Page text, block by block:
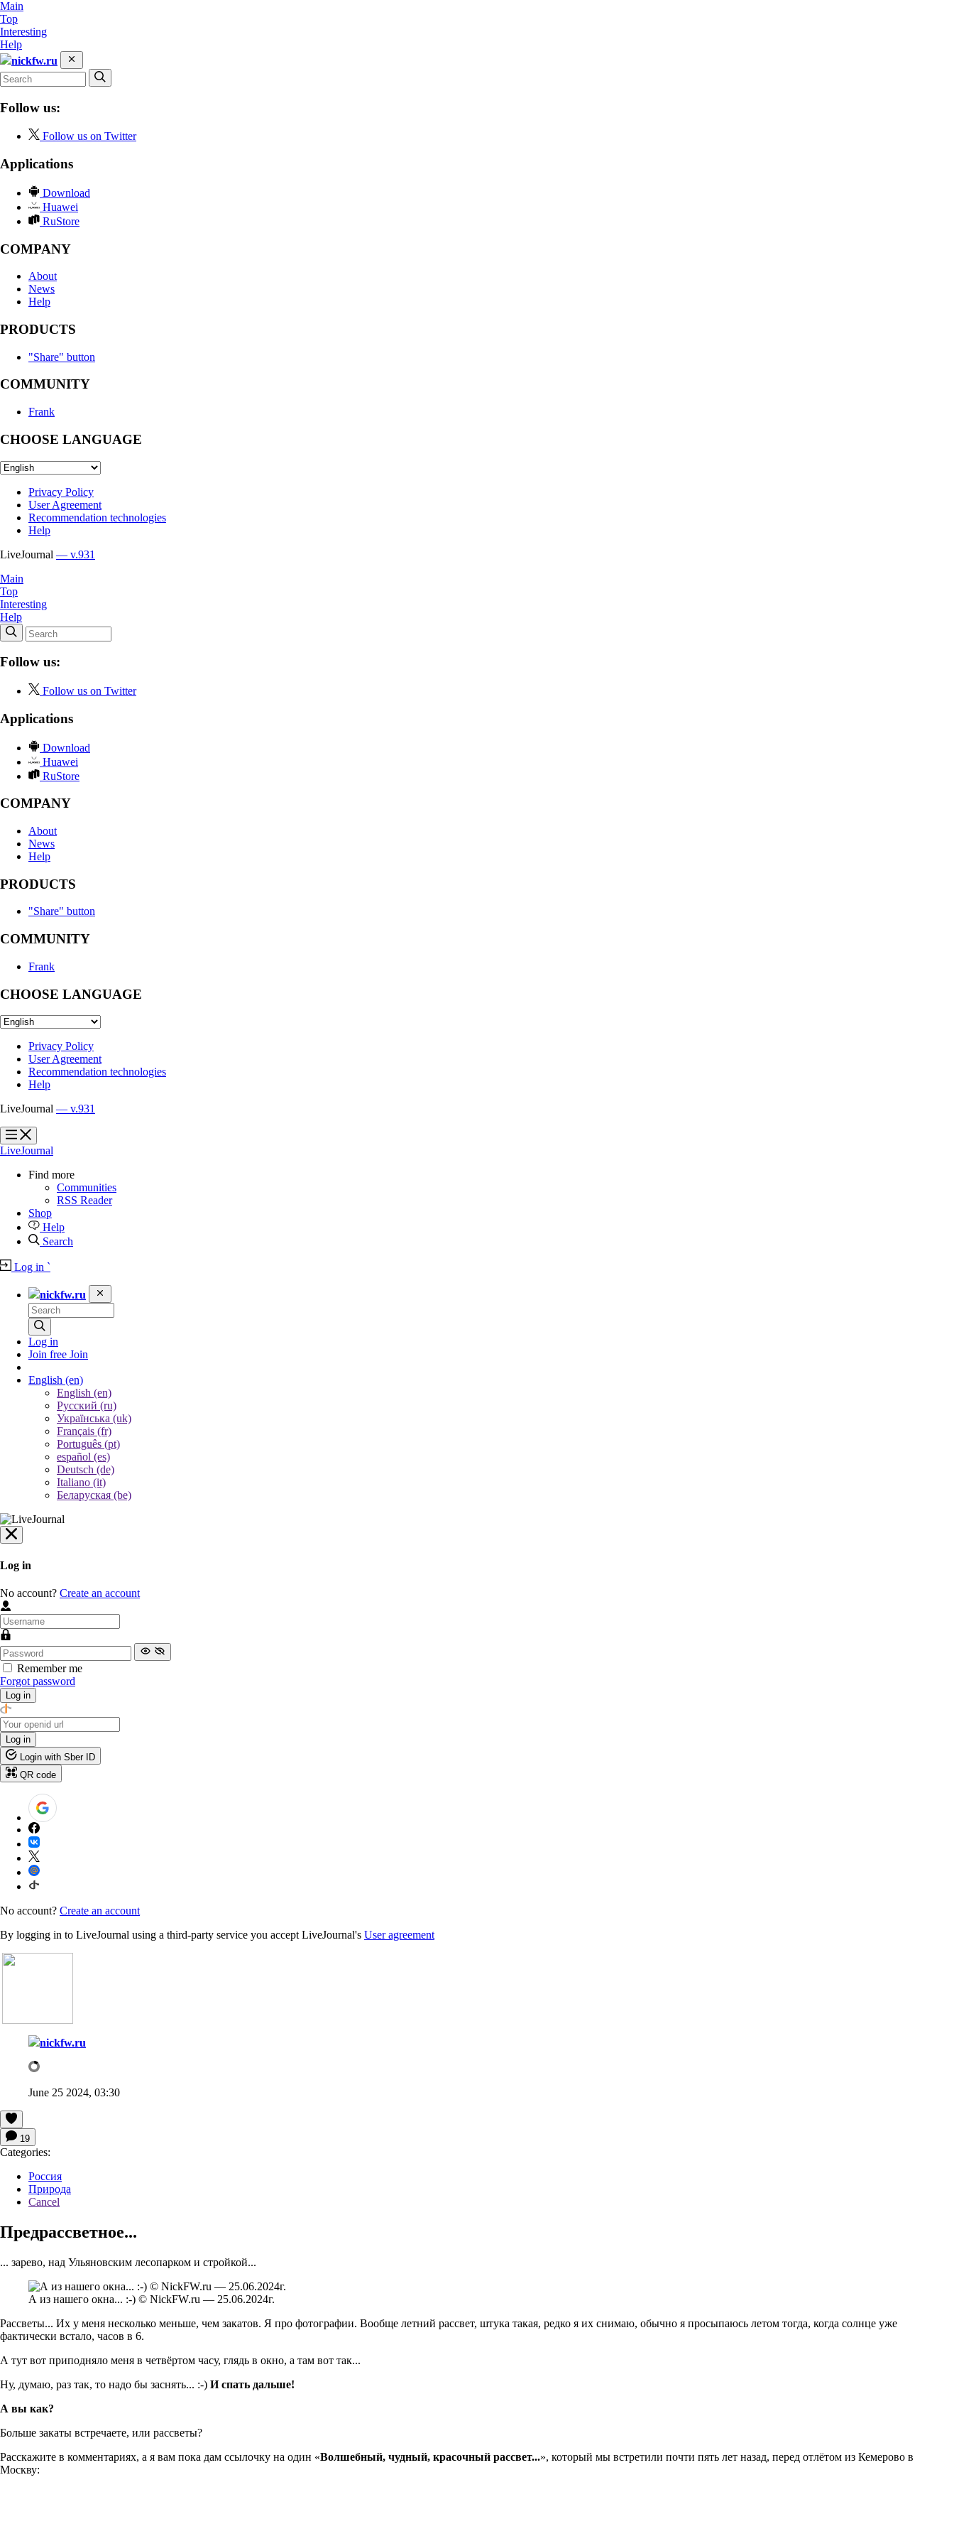
Main
Top
Interesting
Help
nickfw.ru
Follow us:
Follow us on Twitter
Applications
Download
Huawei
RuStore
COMPANY
About
News
Help
PRODUCTS
"Share" button
COMMUNITY
Frank
CHOOSE LANGUAGE
Privacy Policy
User Agreement
Recommendation technologies
Help
LiveJournal — v.931
Main
Top
Interesting
Help
Follow us:
Follow us on Twitter
Applications
Download
Huawei
RuStore
COMPANY
About
News
Help
PRODUCTS
"Share" button
COMMUNITY
Frank
CHOOSE LANGUAGE
Privacy Policy
User Agreement
Recommendation technologies
Help
LiveJournal — v.931
?
?
LiveJournal
Find more
Communities
RSS Reader
Shop
Help
Search
Log in `
nickfw.ru
Log in
Join free Join
English (en)
English (en)
Русский (ru)
Українська (uk)
Français (fr)
Português (pt)
español (es)
Deutsch (de)
Italiano (it)
Беларуская (be)
Log in
No account? Create an account
Remember me
Forgot password
Log in
Log in
Login with Sber ID
QR code
No account? Create an account
By logging in to LiveJournal using a third-party service you accept LiveJournal's User agreement
nickfw.ru
June 25 2024, 03:30
19
Categories:
Россия
Природа
Cancel
Предрассветное...
... зарево, над Ульяновским лесопарком и стройкой...
А из нашего окна... :-) © NickFW.ru — 25.06.2024г.
Рассветы... Их у меня несколько меньше, чем закатов. Я про фотографии. Вообще летний рассвет, штука такая, редко я их снимаю, обычно я просыпаюсь летом тогда, когда солнце уже
фактически встало, часов в 6.
А тут вот приподняло меня в четвёртом часу, глядь в окно, а там вот так...
Ну, думаю, раз так, то надо бы заснять... :-) И спать дальше!
А вы как?
Больше закаты встречаете, или рассветы?
Расскажите в комментариях, а я вам пока дам ссылочку на один «Волшебный, чудный, красочный рассвет...», который мы встретили почти пять лет назад, перед отлётом из Кемерово в
Москву: